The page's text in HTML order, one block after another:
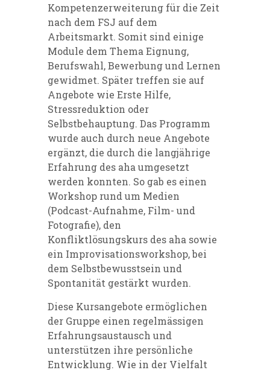
Kompetenzerweiterung für die Zeit
nach dem FSJ auf dem
Arbeitsmarkt. Somit sind einige
Module dem Thema Eignung,
Berufswahl, Bewerbung und Lernen
gewidmet. Später treffen sie auf
Angebote wie Erste Hilfe,
Stressreduktion oder
Selbstbehauptung. Das Programm
wurde auch durch neue Angebote
ergänzt, die durch die langjährige
Erfahrung des aha umgesetzt
werden konnten. So gab es einen
Workshop rund um Medien
(Podcast-Aufnahme, Film- und
Fotografie), den
Konfliktlösungskurs des aha sowie
ein Improvisationsworkshop, bei
dem Selbstbewusstsein und
Spontanität gestärkt wurden.
Diese Kursangebote ermöglichen
der Gruppe einen regelmässigen
Erfahrungsaustausch und
unterstützen ihre persönliche
Entwicklung. Wie in der Vielfalt